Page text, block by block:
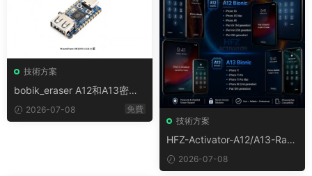
技術方案
bobik_eraser A12和A13密碼
免費擦除工具 保留當前ios系
統
2026-07-08 免費
技術方案
HFZ-Activator-A12/A13-Ram
disk A12-A13密碼/禁用設備繞
過 保留信号
2026-07-08